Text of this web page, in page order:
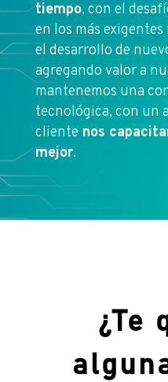
tiempo, con el
en los más
el desarrollo de
agregando valor a
mantenemos una
tecnológica, con un
cliente nos
mejor.
¿Te